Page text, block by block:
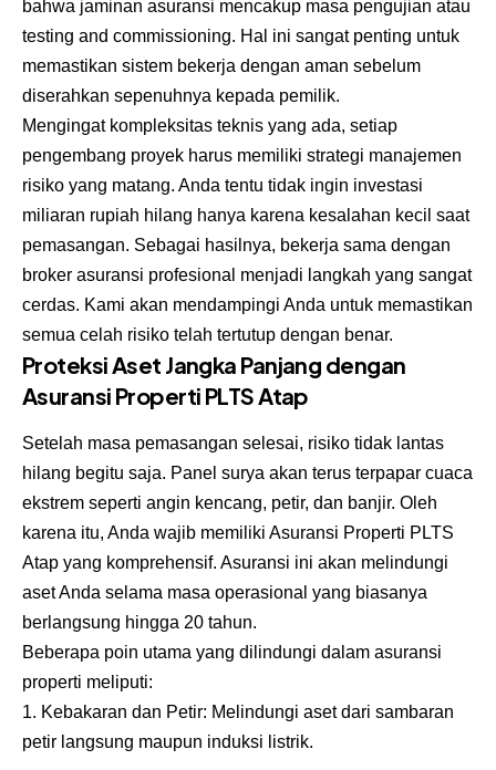
bahwa jaminan asuransi mencakup masa pengujian atau
testing and commissioning. Hal ini sangat penting untuk
memastikan sistem bekerja dengan aman sebelum
diserahkan sepenuhnya kepada pemilik.
Mengingat kompleksitas teknis yang ada, setiap
pengembang proyek harus memiliki strategi manajemen
risiko yang matang. Anda tentu tidak ingin investasi
miliaran rupiah hilang hanya karena kesalahan kecil saat
pemasangan. Sebagai hasilnya, bekerja sama dengan
broker asuransi profesional menjadi langkah yang sangat
cerdas. Kami akan mendampingi Anda untuk memastikan
semua celah risiko telah tertutup dengan benar.
Proteksi Aset Jangka Panjang dengan
Asuransi Properti PLTS Atap
Setelah masa pemasangan selesai, risiko tidak lantas
hilang begitu saja. Panel surya akan terus terpapar cuaca
ekstrem seperti angin kencang, petir, dan banjir. Oleh
karena itu, Anda wajib memiliki Asuransi Properti PLTS
Atap yang komprehensif. Asuransi ini akan melindungi
aset Anda selama masa operasional yang biasanya
berlangsung hingga 20 tahun.
Beberapa poin utama yang dilindungi dalam asuransi
properti meliputi:
Kebakaran dan Petir: Melindungi aset dari sambaran
petir langsung maupun induksi listrik.